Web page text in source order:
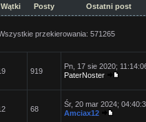
Wątki Posty Ostatni post
przekierowania: 571265
919
Pn, 17 sie 2020;
PaterNoster
68
Śr, 20 mar 2024;
Amciax12